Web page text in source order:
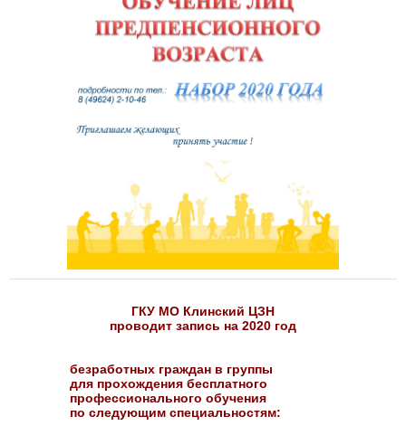
ГКУ МО Клинский ЦЗН
проводит запись на 2020 год
безработных граждан в группы
для прохождения бесплатного
профессионального обучения
по следующим специальностям: